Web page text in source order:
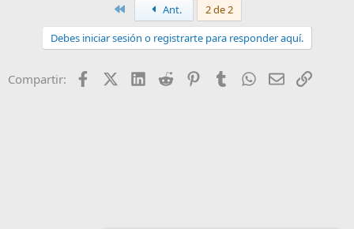
PrimeroAnt.
2 de 2
Debes iniciar sesión o registrarte para responder aquí.
Compartir: FacebookX (Twitter)
LinkedIn
Reddit PinterestTumblr WhatsApp
EmailEnlace